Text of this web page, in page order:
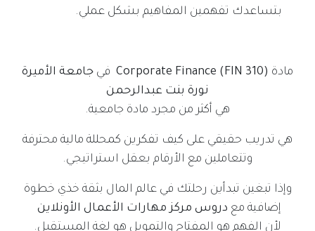
بتساعدك تفهمين المفاهيم بشكل عملي.
مادة Corporate Finance (FIN 310) في جامعة الأميرة
نورة بنت عبدالرحمن
هي أكثر من مجرد مادة جامعية.
هي تدريب حقيقي على كيف تفكرين كمحللة مالية محترفة
وتتعاملين مع الأرقام بعقل استراتيجي.
وإذا تبغين تبدأين رحلتك في عالم المال بثقة خذي خطوة
إضافية مع دروس مركز مهارات الأعمال الأونلاين
لأن الفهم هو المفتاح والتمويل هو لغة المستقبل.